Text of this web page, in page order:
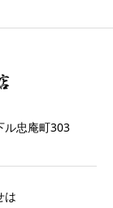
ル忠庵町303
は